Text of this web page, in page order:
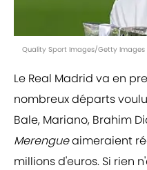
Quality Sport Images/Getty Images
Le Real Madrid va en
nombreux départs
Bale, Mariano, Brahim
Merengueaimeraient
millions d'euros. Si rien